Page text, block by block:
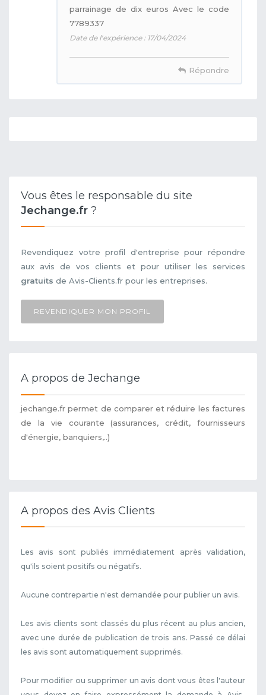
parrainage de dix euros Avec le code
7789337
Date de l'expérience : 17/04/2024
Répondre
Vous êtes le responsable du site
Jechange.fr ?
Revendiquez votre profil d'entreprise pour répondre
aux avis de vos clients et pour utiliser les services
gratuits de Avis-Clients.fr pour les entreprises.
REVENDIQUER MON PROFIL
A propos de Jechange
jechange.fr permet de comparer et réduire les factures
de la vie courante (assurances, crédit, fournisseurs
d'énergie, banquiers,..)
A propos des Avis Clients
Les avis sont publiés immédiatement après validation,
qu'ils soient positifs ou négatifs.
Aucune contrepartie n'est demandée pour publier un avis.
Les avis clients sont classés du plus récent au plus ancien,
avec une durée de publication de trois ans. Passé ce délai
les avis sont automatiquement supprimés.
Pour modifier ou supprimer un avis dont vous êtes l'auteur